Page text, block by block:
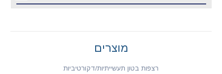
מוצרים
רצפות בטון תעשייתיות/דקורטיביות